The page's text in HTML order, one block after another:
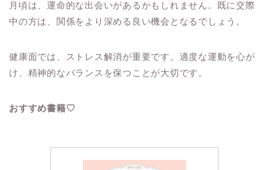
月頃は、運命的な出会いがあるかもしれません。既に交際
中の方は、関係をより深める良い機会となるでしょう。
健康面では、ストレス解消が重要です。適度な運動を心が
け、精神的なバランスを保つことが大切です。
おすすめ書籍♡